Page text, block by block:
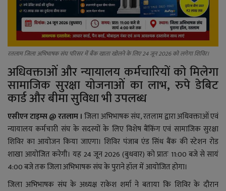
कला-साहित्य
निर्वाचन
धर्म-संस्कृति
करियर
वीडियो
YouTube
Language
English Hiindi
रतलाम जिला अभिभाषक संघ परिसर में बैंक खाता खोलने के लिए 24 जून 2026 को लगेगा शिविर।
अधिवक्ताओं और न्यायालय कर्मचारियों को मिलेगा
सामाजिक सुरक्षा योजनाओं का लाभ, रुपे डेबिट
कार्ड और बीमा सुविधा भी उपलब्ध
एसीएन टाइम्स @ रतलाम । जिला अभिभाषक संघ, रतलाम द्वारा अधिवक्ताओं एवं
न्यायालय कर्मचारी संघ के सदस्यों के लिए विशेष बैंकिंग एवं सामाजिक सुरक्षा
शिविर का आयोजन किया जाएगा। शिविर पंजाब एंड सिंध बैंक की स्टेशन रोड
शाखा आयोजित करेगी। यह 24 जून 2026 (बुधवार) को प्रातः 11:00 बजे से सायं
4:00 बजे तक जिला अभिभाषक संघ के पुराने हॉल में आयोजित होगा।
जिला अभिभाषक संघ के अध्यक्ष राकेश शर्मा ने बताया कि शिविर के दौरान